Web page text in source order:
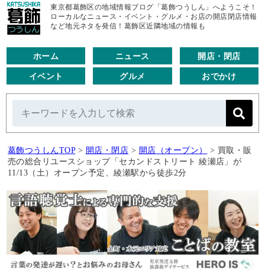
東京都葛飾区の地域情報ブログ「葛飾つうしん」へようこそ！
ローカルなニュース・イベント・グルメ・お店の開店閉店情報
など地元ネタを発信！葛飾区近隣地域の情報も
ホーム ニュース 開店・閉店
イベント グルメ おでかけ
葛飾つうしんTOP > 開店・閉店 > 開店（オープン） > 買取・販
売の総合リユースショップ「セカンドストリート 綾瀬店」が
11/13（土）オープン予定、綾瀬駅から徒歩2分